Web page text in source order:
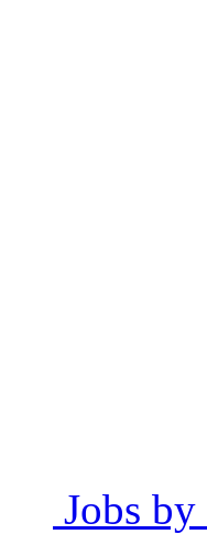
Jobs by